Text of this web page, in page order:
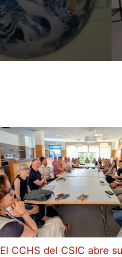
El CCHS del CSIC abre